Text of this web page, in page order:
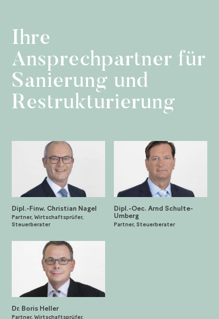
Ihre
Ansprechpartner für
Sanierung und
Restrukturierung
Dipl.-Finw. Christian Nagel
Partner, Wirtschaftsprüfer,
Steuerberater
Dipl.-Oec. Arnd Schulte-
Umberg
Partner, Steuerberater
Dr. Boris Heller
Partner, Wirtschaftsprüfer,